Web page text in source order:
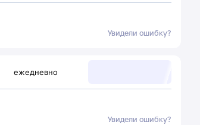
Увидели ошибку?
ежедневно
Увидели ошибку?